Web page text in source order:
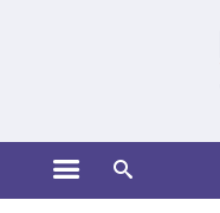
Ouvrir le menu